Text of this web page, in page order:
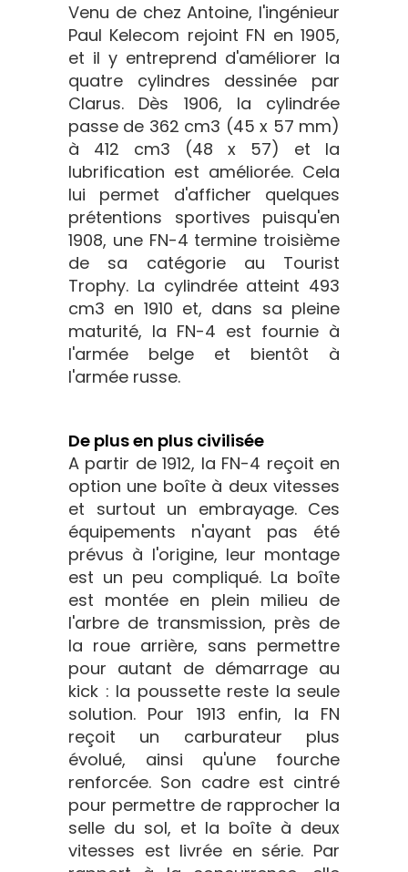
Venu de chez Antoine, l'ingénieur
Paul Kelecom rejoint FN en 1905,
et il y entreprend d'améliorer la
quatre cylindres dessinée par
Clarus. Dès 1906, la cylindrée
passe de 362 cm3 (45 x 57 mm)
à 412 cm3 (48 x 57) et la
lubrification est améliorée. Cela
lui permet d'afficher quelques
prétentions sportives puisqu'en
1908, une FN-4 termine troisième
de sa catégorie au Tourist
Trophy. La cylindrée atteint 493
cm3 en 1910 et, dans sa pleine
maturité, la FN-4 est fournie à
l'armée belge et bientôt à
l'armée russe.
De plus en plus civilisée
A partir de 1912, la FN-4 reçoit en
option une boîte à deux vitesses
et surtout un embrayage. Ces
équipements n'ayant pas été
prévus à l'origine, leur montage
est un peu compliqué. La boîte
est montée en plein milieu de
l'arbre de transmission, près de
la roue arrière, sans permettre
pour autant de démarrage au
kick : la poussette reste la seule
solution. Pour 1913 enfin, la FN
reçoit un carburateur plus
évolué, ainsi qu'une fourche
renforcée. Son cadre est cintré
pour permettre de rapprocher la
selle du sol, et la boîte à deux
vitesses est livrée en série. Par